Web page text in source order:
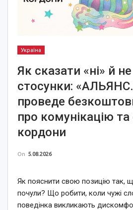
Україна
Як сказати «ні» й
стосунки:
проведе
про комунікацію та
кордони
On 5.08.2026
Як пояснити свою позицію так,
почули? Що робити, коли чужі
поведінка викликають